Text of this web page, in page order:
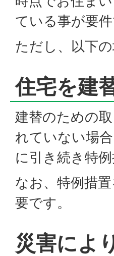
ている事が要件
ただし、以下
住宅を建
建替のための
れていない場
に引き続き特
なお、特例措
要です。
災害によ